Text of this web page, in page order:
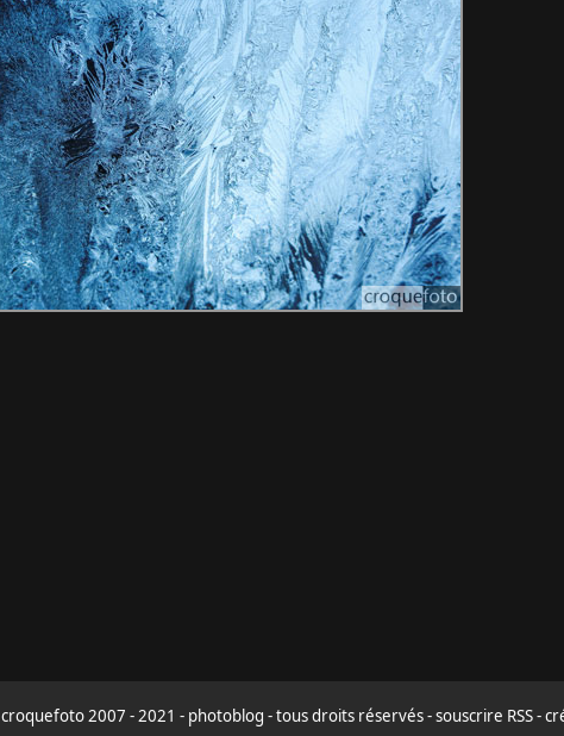
croquefoto 2007 - 2021 - photoblog - tous droits réservés -souscrire RSS-